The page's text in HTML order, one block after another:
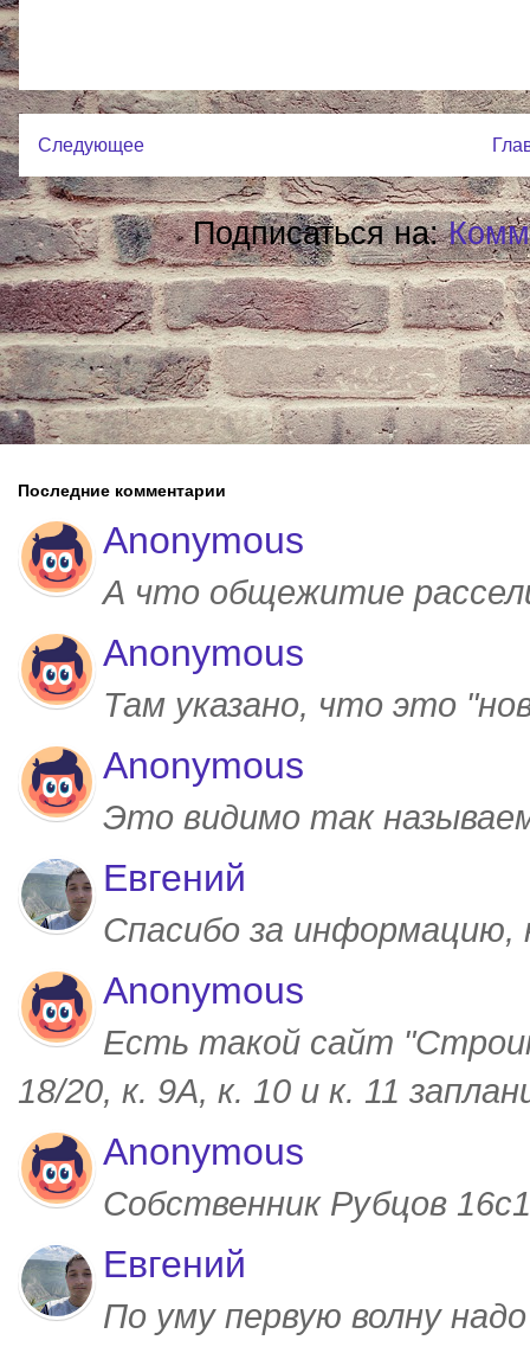
Следующее
Подписаться на:
Последние комментарии
Anonymous
А что общежитие
Anonymous
Там указано, что это
Anonymous
Это видимо так
Евгений
Спасибо за
Anonymous
Есть такой сайт
18/20, к. 9А, к. 10 и к. 11
Anonymous
Собственник Рубцов
Евгений
По уму первую волну